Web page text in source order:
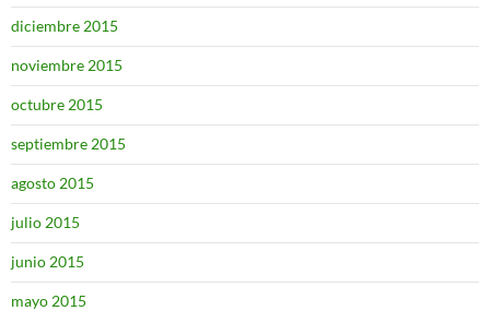
diciembre 2015
noviembre 2015
octubre 2015
septiembre 2015
agosto 2015
julio 2015
junio 2015
mayo 2015